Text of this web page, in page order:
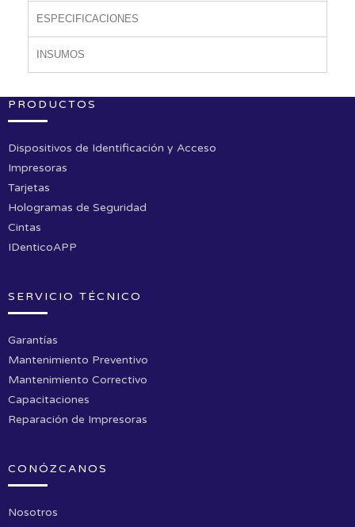
ESPECIFICACIONES
INSUMOS
PRODUCTOS
Dispositivos de Identificación y Acceso
Impresoras
Tarjetas
Hologramas de Seguridad
Cintas
IDenticoAPP
SERVICIO TÉCNICO
Garantías
Mantenimiento Preventivo
Mantenimiento Correctivo
Capacitaciones
Reparación de Impresoras
CONÓZCANOS
Nosotros